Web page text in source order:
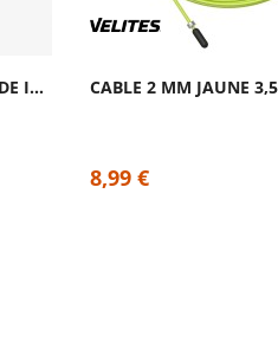
CÂBLE CROSSOVER POUR CORDE INSIGNE CYAN... CABLE 2 MM JAUNE
8,99 €